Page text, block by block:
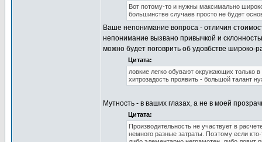
Вот потому-то и нужны максимально
большинстве случаев просто не будет
Ваше непонимание вопроса - отличия
непонимание вызвано привычкой и
можно будет поговрить об удовбстве широко-
Цитата:
ловкие легко обувают окружающих только
хитрозадость проявить - большой талант
Мутность - в ваших глазах, а не в моей
Цитата:
Производительность не участвует в
немного разные затраты. Поэтому если